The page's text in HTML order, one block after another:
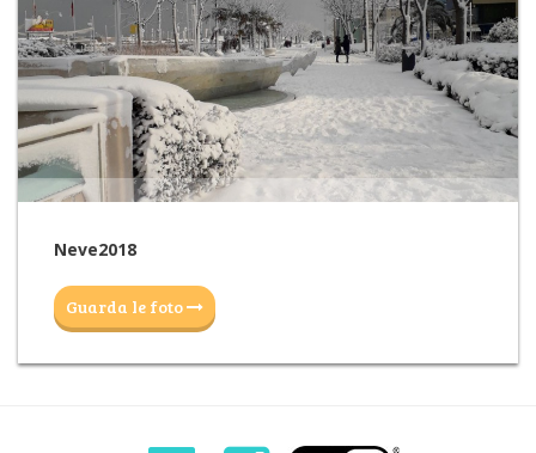
Neve2018
Guarda le foto